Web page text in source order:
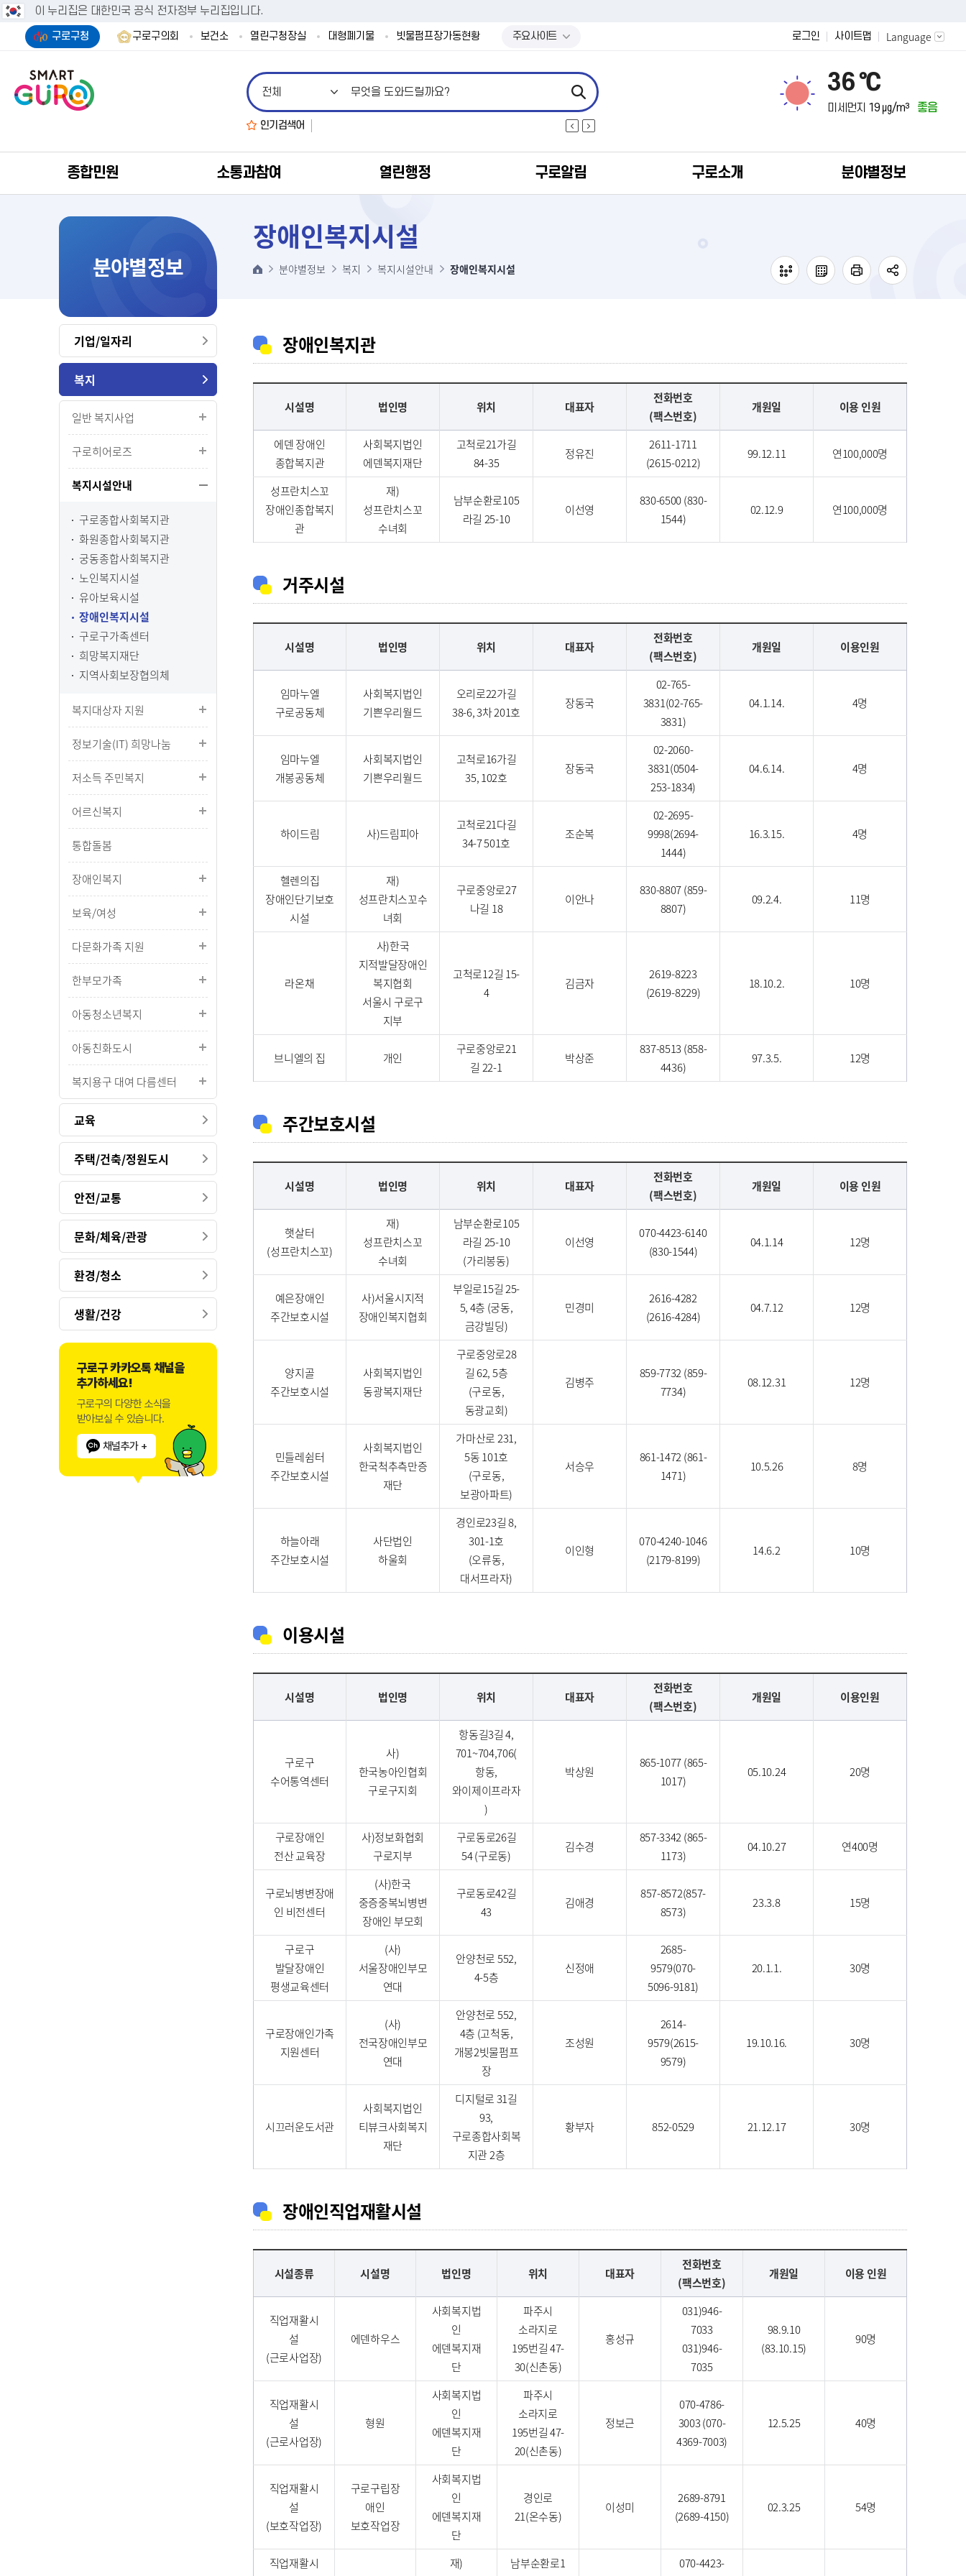
이 누리집은 대한민국 공식 전자정부 누리집입니다.
구로구청 구로구의회 보건소 열린구청장실 대형폐기물 빗물펌프장가동현황 주요사이트 로그인 사이트맵 Language
인기검색어
36 ℃
미세먼지 19 ㎍/m³ 좋음
종합민원 소통과참여 열린행정 구로알림 구로소개 분야별정보
분야별정보
기업/일자리
복지
일반 복지사업
구로히어로즈
복지시설안내
구로종합사회복지관
화원종합사회복지관
궁동종합사회복지관
노인복지시설
유아보육시설
장애인복지시설
구로구가족센터
희망복지재단
지역사회보장협의체
복지대상자 지원
정보기술(IT) 희망나눔
저소득 주민복지
어르신복지
통합돌봄
장애인복지
보육/여성
다문화가족 지원
한부모가족
아동청소년복지
아동친화도시
복지용구 대여 다름센터
교육
주택/건축/정원도시
안전/교통
문화/체육/관광
환경/청소
생활/건강
구로구 카카오톡 채널을
추가하세요!
구로구의 다양한 소식을
받아보실 수 있습니다.
채널추가 +
장애인복지시설
분야별정보 복지 복지시설안내 장애인복지시설
장애인복지관
시설명 법인명 위치 대표자
전화번호
(팩스번호)
개원일 이용 인원
에덴 장애인
종합복지관
사회복지법인
에덴복지재단
고척로21가길
84-35
정유진
2611-1711
(2615-0212)
99.12.11 연100,000명
성프란치스꼬
장애인종합복지
관
재)
성프란치스꼬
수녀회
남부순환로105
라길 25-10
이선영
830-6500 (830-
1544)
02.12.9 연100,000명
거주시설
시설명 법인명 위치 대표자
전화번호
(팩스번호)
개원일 이용인원
임마누엘
구로공동체
사회복지법인
기쁜우리월드
오리로22가길
38-6, 3차 201호
장동국
02-765-
3831(02-765-
3831)
04.1.14. 4명
임마누엘
개봉공동체
사회복지법인
기쁜우리월드
고척로16가길
35, 102호
장동국
02-2060-
3831(0504-
253-1834)
04.6.14. 4명
하이드림 사)드림피아
고척로21다길
34-7 501호
조순복
02-2695-
9998(2694-
1444)
16.3.15. 4명
헬렌의집
장애인단기보호
시설
재)
성프란치스꼬수
녀회
구로중앙로27
나길 18
이안나
830-8807 (859-
8807)
09.2.4. 11명
라온채
사)한국
지적발달장애인
복지협회
서울시 구로구
지부
고척로12길 15-
4
김금자
2619-8223
(2619-8229)
18.10.2. 10명
브니엘의 집 개인
구로중앙로21
길 22-1
박상준
837-8513 (858-
4436)
97.3.5. 12명
주간보호시설
시설명 법인명 위치 대표자
전화번호
(팩스번호)
개원일 이용 인원
햇살터
(성프란치스꼬)
재)
성프란치스꼬
수녀회
남부순환로105
라길 25-10
(가리봉동)
이선영
070-4423-6140
(830-1544)
04.1.14 12명
예은장애인
주간보호시설
사)서울시지적
장애인복지협회
부일로15길 25-
5, 4층 (궁동,
금강빌딩)
민경미
2616-4282
(2616-4284)
04.7.12 12명
양지골
주간보호시설
사회복지법인
동광복지재단
구로중앙로28
길 62, 5층
(구로동,
동광교회)
김병주
859-7732 (859-
7734)
08.12.31 12명
민들레쉼터
주간보호시설
사회복지법인
한국척추측만증
재단
가마산로 231,
5동 101호
(구로동,
보광아파트)
서승우
861-1472 (861-
1471)
10.5.26 8명
하늘아래
주간보호시설
사단법인
하울회
경인로23길 8,
301-1호
(오류동,
대서프라자)
이인형
070-4240-1046
(2179-8199)
14.6.2 10명
이용시설
시설명 법인명 위치 대표자
전화번호
(팩스번호)
개원일 이용인원
구로구
수어통역센터
사)
한국농아인협회
구로구지회
항동길3길 4,
701~704,706(
항동,
와이제이프라자
)
박상원
865-1077 (865-
1017)
05.10.24 20명
구로장애인
전산 교육장
사)정보화협회
구로지부
구로동로26길
54 (구로동)
김수경
857-3342 (865-
1173)
04.10.27 연400명
구로뇌병변장애
인 비전센터
(사)한국
중증중복뇌병변
장애인 부모회
구로동로42길
43
김애경
857-8572(857-
8573)
23.3.8 15명
구로구
발달장애인
평생교육센터
(사)
서울장애인부모
연대
안양천로 552,
4-5층
신정애
2685-
9579(070-
5096-9181)
20.1.1. 30명
구로장애인가족
지원센터
(사)
전국장애인부모
연대
안양천로 552,
4층 (고척동,
개봉2빗물펌프
장
조성원
2614-
9579(2615-
9579)
19.10.16. 30명
시끄러운도서관
사회복지법인
티뷰크사회복지
재단
디지털로 31길
93,
구로종합사회복
지관 2층
황부자 852-0529 21.12.17 30명
장애인직업재활시설
시설종류 시설명 법인명 위치 대표자
전화번호
(팩스번호)
개원일 이용 인원
직업재활시
설
(근로사업장)
에덴하우스
사회복지법
인
에덴복지재
단
파주시
소라지로
195번길 47-
30(신촌동)
홍성규
031)946-
7033
031)946-
7035
98.9.10
(83.10.15)
90명
직업재활시
설
(근로사업장)
형원
사회복지법
인
에덴복지재
단
파주시
소라지로
195번길 47-
20(신촌동)
정보근
070-4786-
3003 (070-
4369-7003)
12.5.25 40명
직업재활시
설
(보호작업장)
구로구립장
애인
보호작업장
사회복지법
인
에덴복지재
단
경인로
21(온수동)
이성미
2689-8791
(2689-4150)
02.3.25 54명
직업재활시
재)
남부순환로1
070-4423-